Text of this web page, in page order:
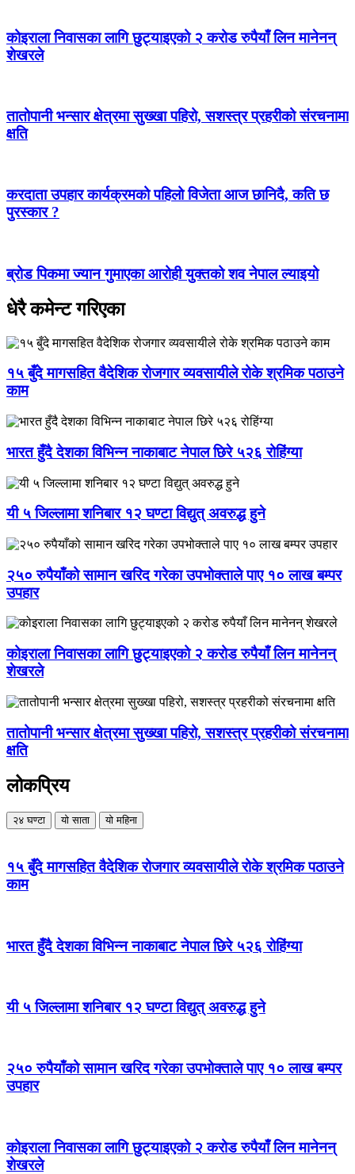
कोइराला निवासका लागि छुट्याइएको २ करोड रुपैयाँ लिन मानेनन्
शेखरले
तातोपानी भन्सार क्षेत्रमा सुख्खा पहिरो, सशस्त्र प्रहरीको संरचनामा
क्षति
करदाता उपहार कार्यक्रमको पहिलो विजेता आज छानिदै, कति छ
पुरस्कार ?
ब्रोड पिकमा ज्यान गुमाएका आरोही युक्तको शव नेपाल ल्याइयो
धेरै कमेन्ट गरिएका
१५ बुँदे मागसहित वैदेशिक रोजगार व्यवसायीले रोके श्रमिक पठाउने
काम
भारत हुँदै देशका विभिन्न नाकाबाट नेपाल छिरे ५२६ रोहिंग्या
यी ५ जिल्लामा शनिबार १२ घण्टा विद्युत् अवरुद्ध हुने
२५० रुपैयाँको सामान खरिद गरेका उपभोक्ताले पाए १० लाख बम्पर
उपहार
कोइराला निवासका लागि छुट्याइएको २ करोड रुपैयाँ लिन मानेनन्
शेखरले
तातोपानी भन्सार क्षेत्रमा सुख्खा पहिरो, सशस्त्र प्रहरीको संरचनामा
क्षति
लोकप्रिय
२४ घण्टा यो साता यो महिना
१५ बुँदे मागसहित वैदेशिक रोजगार व्यवसायीले रोके श्रमिक पठाउने
काम
भारत हुँदै देशका विभिन्न नाकाबाट नेपाल छिरे ५२६ रोहिंग्या
यी ५ जिल्लामा शनिबार १२ घण्टा विद्युत् अवरुद्ध हुने
२५० रुपैयाँको सामान खरिद गरेका उपभोक्ताले पाए १० लाख बम्पर
उपहार
कोइराला निवासका लागि छुट्याइएको २ करोड रुपैयाँ लिन मानेनन्
शेखरले